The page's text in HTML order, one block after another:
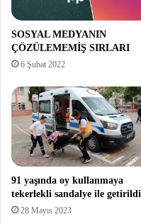
SOSYAL MEDYANIN
ÇÖZÜLEMEMİŞ SIRLARI
6 Şubat 2022
91 yaşında oy kullanmaya
tekerlekli sandalye ile getirildi
28 Mayıs 2023